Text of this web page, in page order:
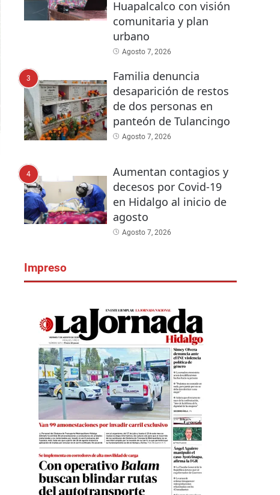
Huapalcalco con visión
comunitaria y plan
urbano
Agosto 7, 2026
3
Familia denuncia
desaparición de restos
de dos personas en
panteón de Tulancingo
Agosto 7, 2026
4
Aumentan contagios y
decesos por Covid-19
en Hidalgo al inicio de
agosto
Agosto 7, 2026
Impreso